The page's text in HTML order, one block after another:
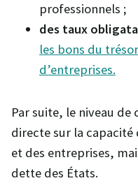
professionnels ;
des taux
les bons du trésor
d’entreprises.
Par suite, le niveau de
directe sur la capacité
et des entreprises,
dette des États.